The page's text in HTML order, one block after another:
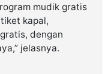
mudik gratis
kapal,
dengan
jelasnya.